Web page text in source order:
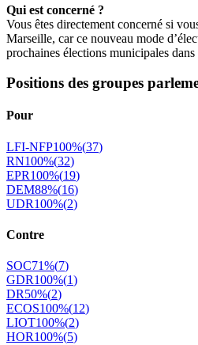
Qui est concerné ?
Vous êtes directement concerné si
Marseille, car ce nouveau mode
prochaines élections municipales dans
Positions des groupes
Pour
LFI-NFP100%(37)
RN100%(32)
EPR100%(19)
DEM88%(16)
UDR100%(2)
Contre
SOC71%(7)
GDR100%(1)
DR50%(2)
ECOS100%(12)
LIOT100%(2)
HOR100%(5)